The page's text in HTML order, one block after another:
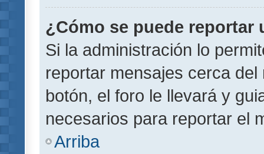
¿Cómo se puede reportar
Si la administración lo
reportar mensajes cerca
botón, el foro le llevará y
necesarios para reportar el
Arriba